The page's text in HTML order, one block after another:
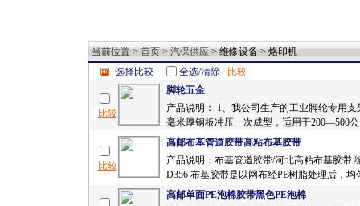
当前位置 > 首页 > 汽保供应 > 维修设备 > 烙印机
选择比较
全选/清除
脚轮五金
产品说明： 1、我公司生产的工业脚轮专用
毫米厚钢板冲压一次成型，适用于200—500
高邮布基管道胶带高粘布基胶带
产品说明：布基管道胶带/河北高粘布基胶带
D356 布基胶带是以网布经PE树脂处理后，
高邮单面PE泡棉胶带黑色PE泡棉